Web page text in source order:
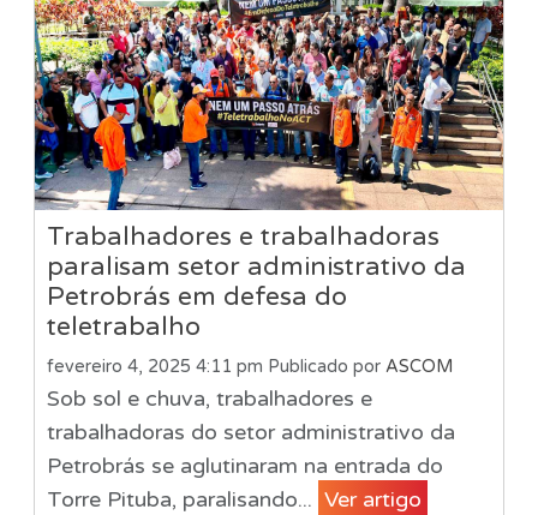
Trabalhadores e trabalhadoras
paralisam setor administrativo da
Petrobrás em defesa do
teletrabalho
fevereiro 4, 2025 4:11 pm Publicado por ASCOM
Sob sol e chuva, trabalhadores e
trabalhadoras do setor administrativo da
Petrobrás se aglutinaram na entrada do
Torre Pituba, paralisando... Ver artigo